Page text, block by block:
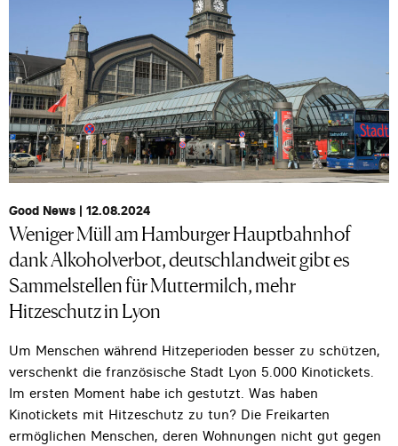
Good News | 12.08.2024
Weniger Müll am Hamburger Hauptbahnhof
dank Alkoholverbot, deutschlandweit gibt es
Sammelstellen für Muttermilch, mehr
Hitzeschutz in Lyon
Um Menschen während Hitzeperioden besser zu schützen,
verschenkt die französische Stadt Lyon 5.000 Kinotickets.
Im ersten Moment habe ich gestutzt. Was haben
Kinotickets mit Hitzeschutz zu tun? Die Freikarten
ermöglichen Menschen, deren Wohnungen nicht gut gegen